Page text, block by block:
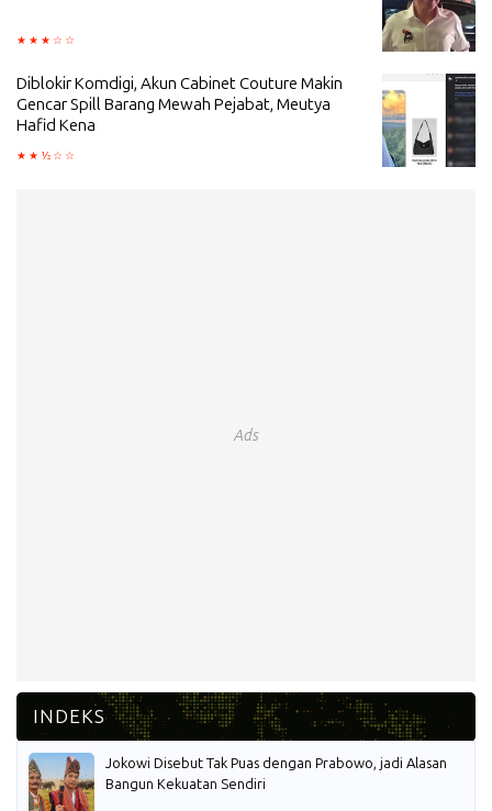
Diblokir Komdigi, Akun Cabinet Couture Makin
Gencar Spill Barang Mewah Pejabat, Meutya
Hafid Kena
Ads
Jokowi Disebut Tak Puas dengan Prabowo, jadi Alasan
Bangun Kekuatan Sendiri